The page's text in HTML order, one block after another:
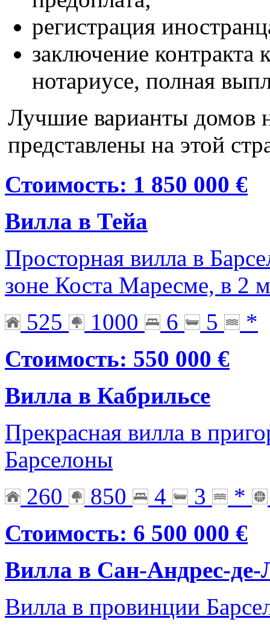
регистрация
заключение
нотариусе, полная
Лучшие варианты домов
представлены на этой
Стоимость: 1 850 000 €
Вилла в Тейа
Просторная вилла в
зоне Коста Маресме, в 2
525
1000 6 5
*
Стоимость: 550 000 €
Вилла в Кабрильсе
Прекрасная вилла в
Барселоны
260
850 4 3
*
Стоимость: 6 500 000 €
Вилла в Сан-Андрес-де-
Вилла в провинции